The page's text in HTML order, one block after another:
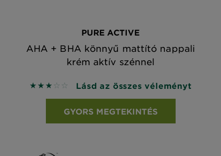
PURE ACTIVE
AHA + BHA könnyű mattító nappali
krém aktív szénnel
3 out of 5 stars based on reviews
Lásd az összes véleményt
GYORS MEGTEKINTÉS